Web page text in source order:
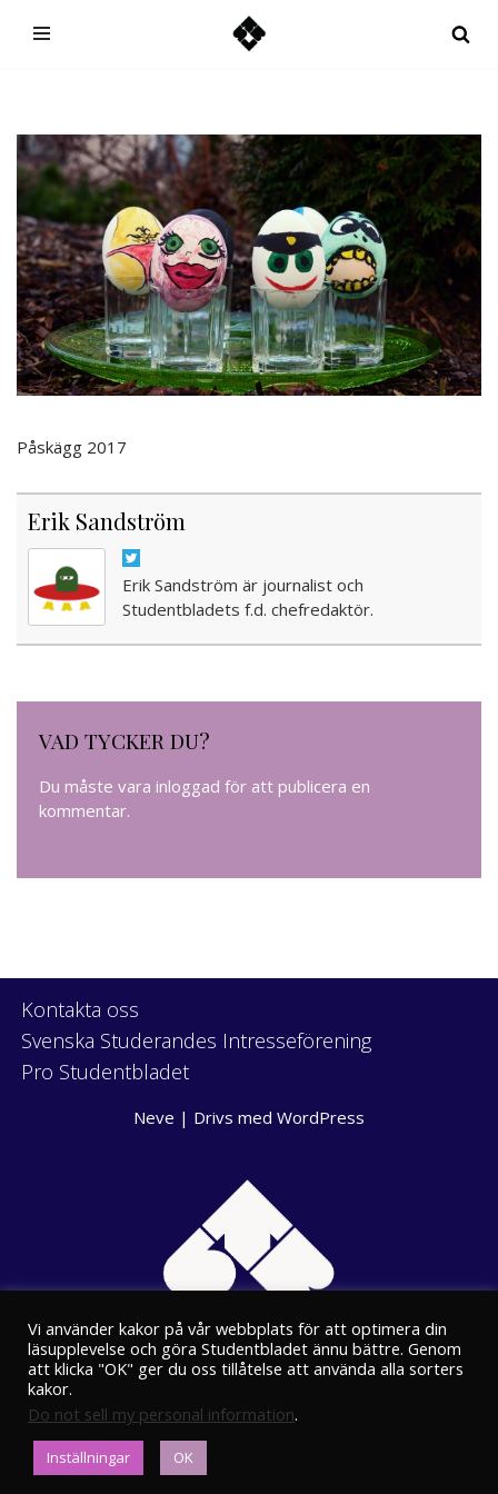
Påskägg 2017
Erik Sandström
Erik Sandström är journalist och
Studentbladets f.d. chefredaktör.
VAD TYCKER DU?
Du måste vara inloggad för att publicera en
kommentar.
Kontakta oss
Svenska Studerandes Intresseförening
Pro Studentbladet
Neve | Drivs med WordPress
Eriksgatan 8
00100 Helsingfors
Vi använder kakor på vår webbplats för att optimera din
läsupplevelse och göra Studentbladet ännu bättre. Genom
att klicka "OK" ger du oss tillåtelse att använda alla sorters
kakor.
Do not sell my personal information.
Inställningar OK